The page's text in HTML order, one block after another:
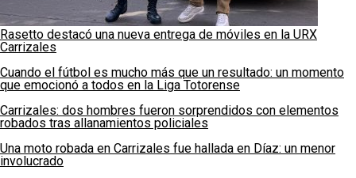
Rasetto destacó una nueva entrega de móviles en la URX
Carrizales
Cuando el fútbol es mucho más que un resultado: un momento
que emocionó a todos en la Liga Totorense
Carrizales: dos hombres fueron sorprendidos con elementos
robados tras allanamientos policiales
Una moto robada en Carrizales fue hallada en Díaz: un menor
involucrado